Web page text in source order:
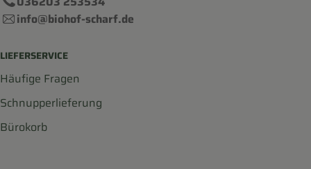
info@biohof-scharf.de
LIEFERSERVICE
Häufige Fragen
Schnupperlieferung
Bürokorb